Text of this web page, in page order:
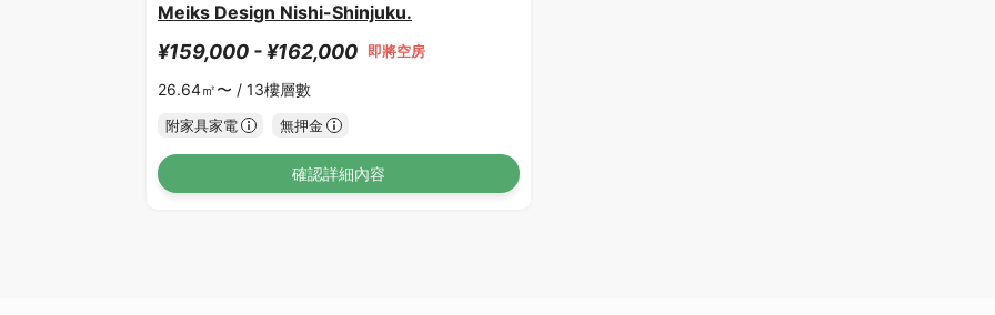
Meiks Design Nishi-Shinjuku.
¥159,000 - ¥162,000 即將空房
26.64㎡〜 / 13樓層數
附家具家電 無押金
確認詳細內容